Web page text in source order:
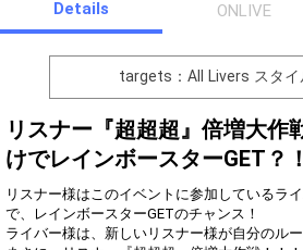
Points List of Goal
0 Event Begins!
2 150
まずは元気よく自己紹
てみよう！（こまめにす
がGood！）
来てくださったお客さ
4 450
SHOWROOMを始めたき
けを話そう！
Details ONLIVE
targets：All Livers スタ
リスナー『超超超』倍増大作
けでレインボースターGET？
リスナー様はこのイベントに参加しているラ
で、レインボースターGETのチャンス！
ライバー様は、新しいリスナー様が自分のル